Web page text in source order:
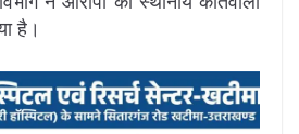
है।